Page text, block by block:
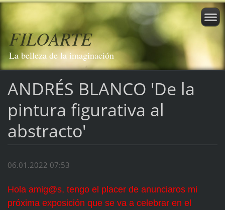
FILOARTE
La belleza de la imaginación
ANDRÉS BLANCO 'De la
pintura figurativa al
abstracto'
06.01.2022 07:53
Hola amig@s, tengo el placer de anunciaros mi
próxima exposición que se va a celebrar en el